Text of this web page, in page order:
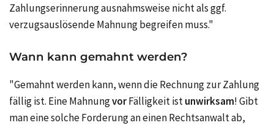
Zahlungserinnerung ausnahmsweise nicht als ggf.
verzugsauslösende Mahnung begreifen muss."
Wann kann gemahnt werden?
"Gemahnt werden kann, wenn die Rechnung zur Zahlung
fällig ist. Eine MahnungvorFälligkeit istunwirksam! Gibt
man eine solche Forderung an einen Rechtsanwalt ab,